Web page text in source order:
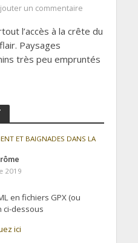
un commentaire
l’accès à la crête du
Paysages
très peu empruntés
ET BAIGNADES DANS LA
2019
en fichiers GPX (ou
ci-dessous
ici